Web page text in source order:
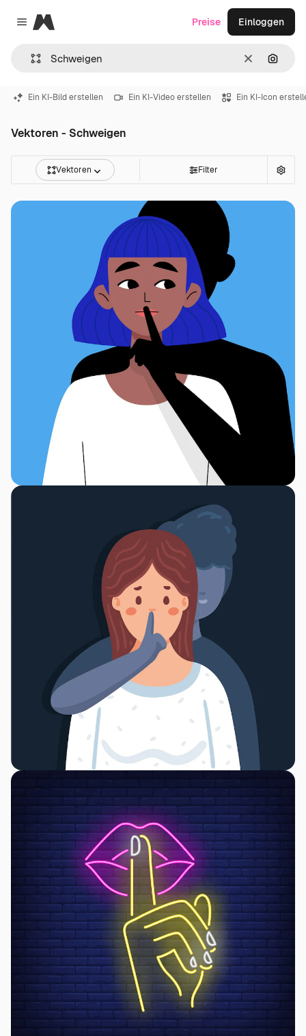
Close menu
Magnific
LöschenNach
Preise Einloggen
Ein KI-Bild erstellen Ein KI-Video erstellen Ein KI-Icon
Vektoren - Schweigen
Vektoren Filter